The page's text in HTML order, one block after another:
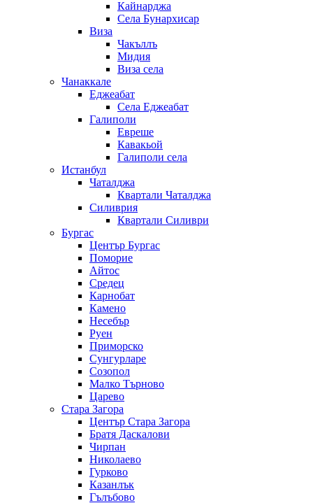
Кайнарджа
Села Бунархисар
Виза
Чакъллъ
Мидия
Виза села
Чанаккале
Еджеабат
Села Еджеабат
Галиполи
Евреше
Кавакьой
Галиполи села
Истанбул
Чаталджа
Квартали Чаталджа
Силиврия
Квартали Силиври
Бургас
Център Бургас
Поморие
Айтос
Средец
Карнобат
Камено
Несебър
Руен
Приморско
Сунгурларе
Созопол
Малко Търново
Царево
Стара Загора
Център Стара Загора
Братя Даскалови
Чирпан
Николаево
Гурково
Казанлък
Гълъбово